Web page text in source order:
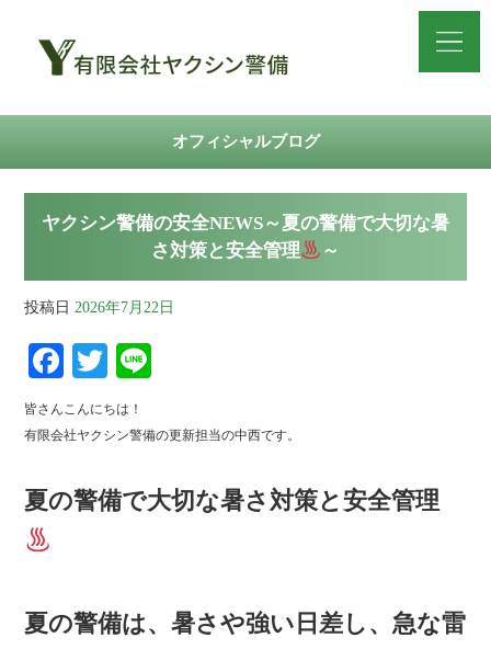
オフィシャルブログ
ヤクシン警備の安全NEWS～夏の警備で大切な暑
さ対策と安全管理
～
投稿日 2026年7月22日
Fa
ce
bo
T
wi
tte
皆さんこんにちは！
有限会社ヤクシン警備の更新担当の中西です。
夏の警備で大切な暑さ対策と安全管理
夏の警備は、暑さや強い日差し、急な雷